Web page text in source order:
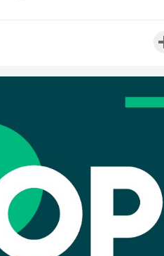
Côte d'Ivoire : Stocks
sociétés coopératives et
POLITIQUE
Côte d'Ivoire : Diplomatie,
Abidjan consolide ses